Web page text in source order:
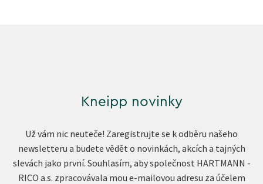
Kneipp novinky
Už vám nic neuteče! Zaregistrujte se k odběru našeho
newsletteru a budete vědět o novinkách, akcích a tajných
slevách jako první. Souhlasím, aby společnost HARTMANN -
RICO a.s. zpracovávala mou e-mailovou adresu za účelem